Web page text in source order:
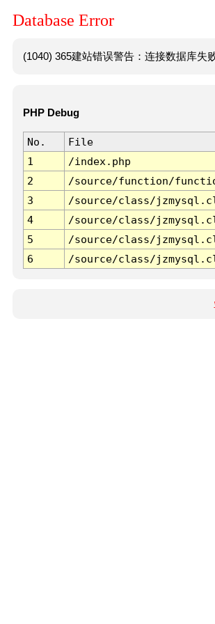
Database Error
(1040) 365建站错误警告：连接数据库失
PHP Debug
No. File
1
/index.php
2
/source/function/
3
/source/class/
4
/source/class/
5
/source/class/
6
/source/class/